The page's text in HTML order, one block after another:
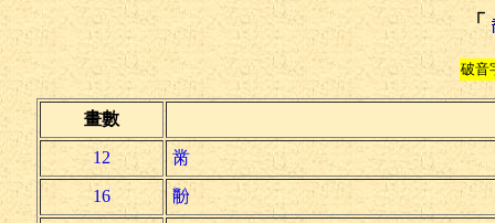
「
破音
畫數
12 黹
16 黺